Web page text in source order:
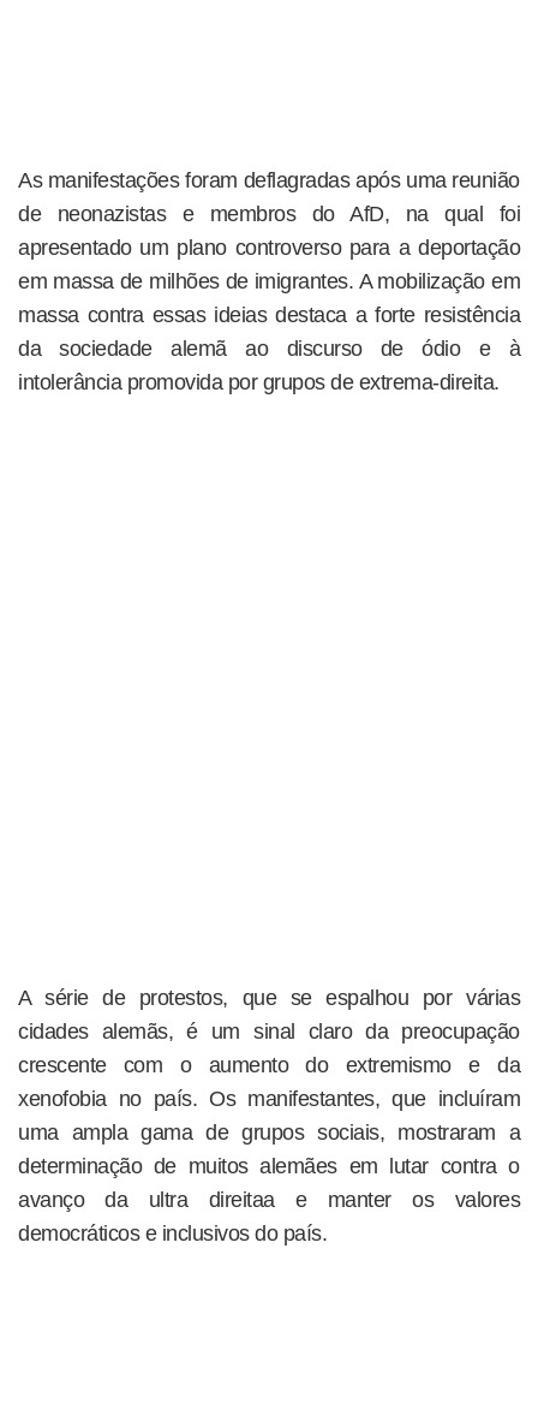
As manifestações foram deflagradas após uma reunião
de neonazistas e membros do AfD, na qual foi
apresentado um plano controverso para a deportação
em massa de milhões de imigrantes. A mobilização em
massa contra essas ideias destaca a forte resistência
da sociedade alemã ao discurso de ódio e à
intolerância promovida por grupos de extrema-direita.
A série de protestos, que se espalhou por várias
cidades alemãs, é um sinal claro da preocupação
crescente com o aumento do extremismo e da
xenofobia no país. Os manifestantes, que incluíram
uma ampla gama de grupos sociais, mostraram a
determinação de muitos alemães em lutar contra o
avanço da ultra direitaa e manter os valores
democráticos e inclusivos do país.